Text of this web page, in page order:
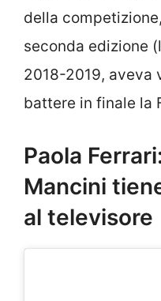
della
seconda edizione
2018-2019, aveva
battere in finale la
Paola
Mancini
al televisore